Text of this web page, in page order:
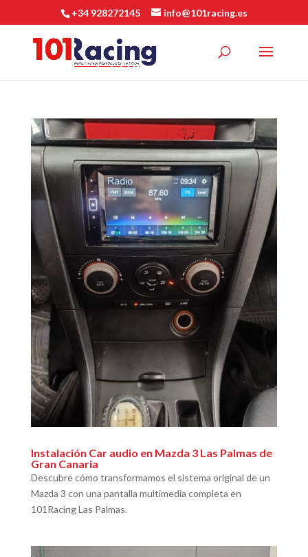
+34 928272145 info@101racing.es
Instalación Car audio en Mazda 3 Las Palmas de
Gran Canaria
Descubre cómo transformamos el sistema original de un
Mazda 3 con una pantalla multimedia completa en
101Racing Las Palmas.